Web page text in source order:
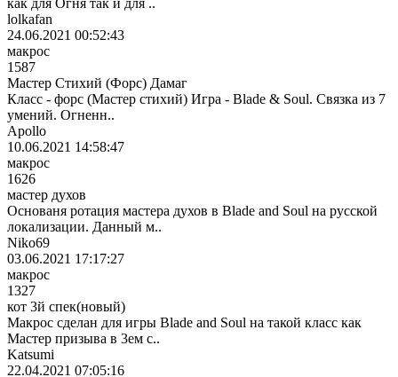
как для Огня так и для ..
lolkafan
24.06.2021 00:52:43
макрос
1587
Мастер Стихий (Форс) Дамаг
Класс - форс (Мастер стихий) Игра - Blade & Soul. Связка из 7
умений. Огненн..
Apollo
10.06.2021 14:58:47
макрос
1626
мастер духов
Основаня ротация мастера духов в Blade and Soul на русской
локализации. Данный м..
Niko69
03.06.2021 17:17:27
макрос
1327
кот 3й спек(новый)
Макрос сделан для игры Blade and Soul на такой класс как
Мастер призыва в 3ем с..
Katsumi
22.04.2021 07:05:16